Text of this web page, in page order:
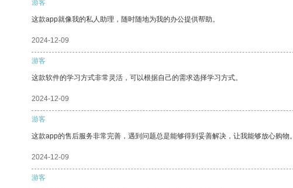
游客
这款app就像我的私人助理，随时随地为我的办公提供帮助。
2024-12-09
游客
这款软件的学习方式非常灵活，可以根据自己的需求选择学习方式。
2024-12-09
游客
这款app的售后服务非常完善，遇到问题总是能够得到妥善解决，让我能够放心购物。
2024-12-09
游客